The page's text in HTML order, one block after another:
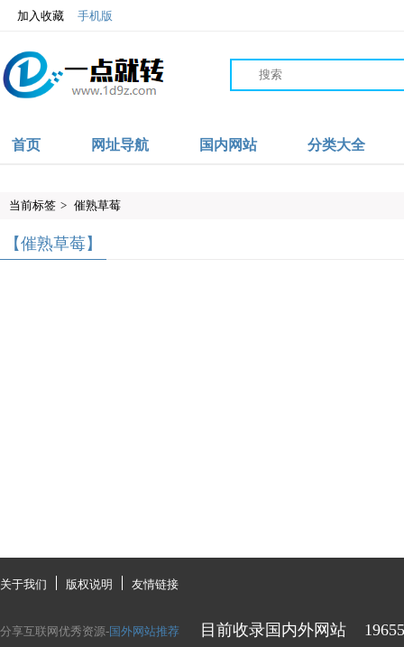
加入收藏 手机版
首页 网址导航 国内网站 分类大全
当前标签 > 催熟草莓
【催熟草莓】
关于我们 版权说明 友情链接
分享互联网优秀资源-国外网站推荐 目前收录国内外网站 19655